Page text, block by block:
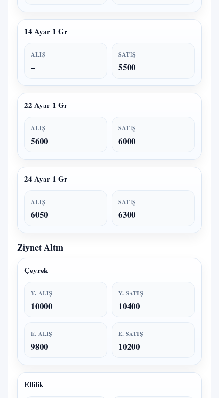
14 Ayar 1 Gr
ALIŞ
–
SATIŞ
5500
22 Ayar 1 Gr
ALIŞ
5600
SATIŞ
6000
24 Ayar 1 Gr
ALIŞ
6050
SATIŞ
6300
Ziynet Altın
Çeyrek
Y. ALIŞ
10000
Y. SATIŞ
10400
E. ALIŞ
9800
E. SATIŞ
10200
Ellilik